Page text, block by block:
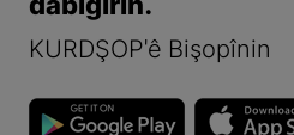
dabigirin.
KURDŞOP'ê Bişopînin